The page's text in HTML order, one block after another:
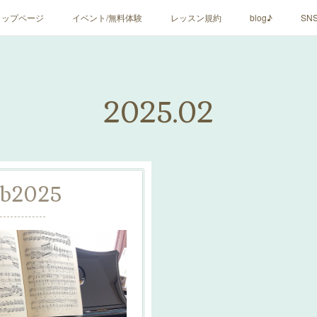
プページ イベント/無料体験 レッスン規約 blog♪
2025.02
2025